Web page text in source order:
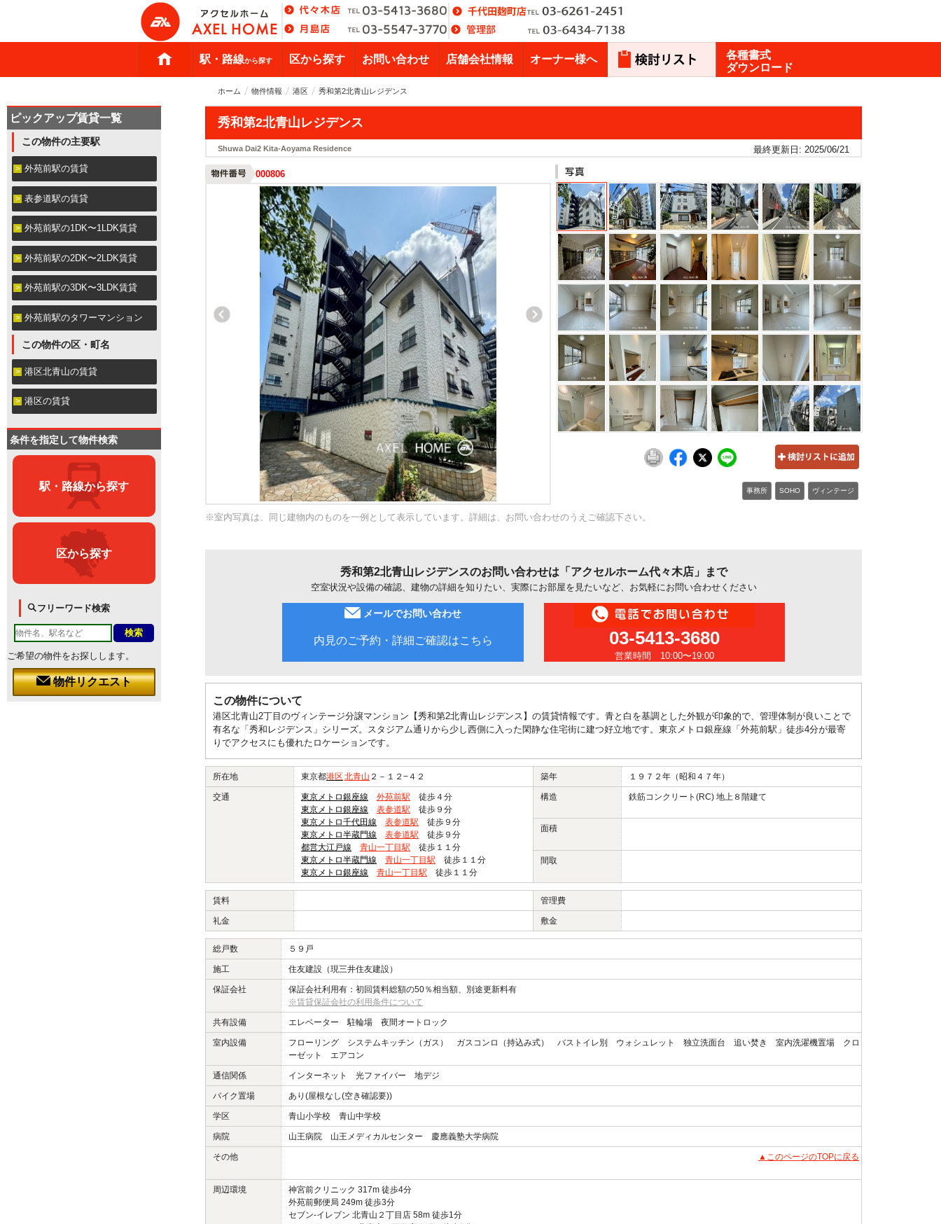
駅・路線から探す 区から探す お問い合わせ 店舗会社情報 オーナー様へ
各種書式
ダウンロード
ホーム 物件情報 港区 秀和第2北青山レジデンス
秀和第2北青山レジデンス
Shuwa Dai2 Kita-Aoyama Residence 最終更新日: 2025/06/21
000806
事務所 SOHO ヴィンテージ
※室内写真は、同じ建物内のものを一例として表示しています。詳細は、お問い合わせのうえご確認下さい。
秀和第2北青山レジデンスのお問い合わせは「アクセルホーム代々木店」まで
空室状況や設備の確認、建物の詳細を知りたい、実際にお部屋を見たいなど、お気軽にお問い合わせください
メールでお問い合わせ
内見のご予約・詳細ご確認はこちら 03-5413-3680
営業時間 10:00〜19:00
この物件について
港区北青山2丁目のヴィンテージ分譲マンション【秀和第2北青山レジデンス】の賃貸情報です。青と白を基調とした外観が印象的で、管理体制が良いことで
有名な「秀和レジデンス」シリーズ。スタジアム通りから少し西側に入った閑静な住宅街に建つ好立地です。東京メトロ銀座線「外苑前駅」徒歩4分が最寄
りでアクセスにも優れたロケーションです。
所在地 東京都港区 北青山 ２－１２−４２ 築年 １９７２年（昭和４７年）
交通 東京メトロ銀座線 外苑前駅 徒歩４分
東京メトロ銀座線
表参道駅 徒歩９分
東京メトロ千代田線
表参道駅 徒歩９分
東京メトロ半蔵門線
表参道駅 徒歩９分
都営大江戸線
青山一丁目駅 徒歩１１分
東京メトロ半蔵門線
青山一丁目駅 徒歩１１分
東京メトロ銀座線
青山一丁目駅 徒歩１１分
構造 鉄筋コンクリート(RC) 地上８階建て
面積
間取
賃料 管理費
礼金 敷金
総戸数 ５９戸
施工 住友建設（現三井住友建設）
保証会社
保証会社利用有：初回賃料総額の50％相当額、別途更新料有
※賃貸保証会社の利用条件について
共有設備 エレベーター 駐輪場 夜間オートロック
室内設備
フローリング システムキッチン（ガス） ガスコンロ（持込み式） バストイレ別 ウォシュレット 独立洗面台 追い焚き 室内洗濯機置場 クロ
ーゼット エアコン
通信関係 インターネット 光ファイバー 地デジ
バイク置場 あり(屋根なし(空き確認要))
学区 青山小学校 青山中学校
病院 山王病院 山王メディカルセンター 慶應義塾大学病院
その他 ▲このページのTOPに戻る
周辺環境
神宮前クリニック 317m 徒歩4分
外苑前郵便局 249m 徒歩3分
セブン-イレブン 北青山２丁目店 58m 徒歩1分
ピックアップ賃貸一覧
この物件の主要駅
外苑前駅の賃貸
表参道駅の賃貸
外苑前駅の1DK〜1LDK賃貸
外苑前駅の2DK〜2LDK賃貸
外苑前駅の3DK〜3LDK賃貸
外苑前駅のタワーマンション
この物件の区・町名
港区北青山の賃貸
港区の賃貸
条件を指定して物件検索
駅・路線から探す
区から探す
フリーワード検索
ご希望の物件をお探しします。
物件リクエスト